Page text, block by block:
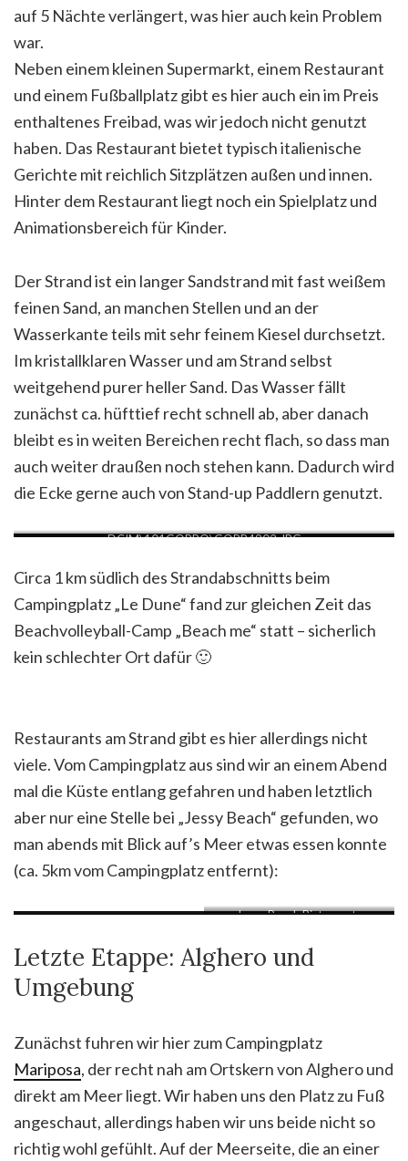
auf 5 Nächte verlängert, was hier auch kein Problem
war.
Neben einem kleinen Supermarkt, einem Restaurant
und einem Fußballplatz gibt es hier auch ein im Preis
enthaltenes Freibad, was wir jedoch nicht genutzt
haben. Das Restaurant bietet typisch italienische
Gerichte mit reichlich Sitzplätzen außen und innen.
Hinter dem Restaurant liegt noch ein Spielplatz und
Animationsbereich für Kinder.
Der Strand ist ein langer Sandstrand mit fast weißem
feinen Sand, an manchen Stellen und an der
Wasserkante teils mit sehr feinem Kiesel durchsetzt.
Im kristallklaren Wasser und am Strand selbst
weitgehend purer heller Sand. Das Wasser fällt
zunächst ca. hüfttief recht schnell ab, aber danach
bleibt es in weiten Bereichen recht flach, so dass man
auch weiter draußen noch stehen kann. Dadurch wird
die Ecke gerne auch von Stand-up Paddlern genutzt.
DCIM\101GOPRO\GOPR4902.JPG
Circa 1 km südlich des Strandabschnitts beim
Campingplatz „Le Dune“ fand zur gleichen Zeit das
Beachvolleyball-Camp „Beach me“ statt – sicherlich
kein schlechter Ort dafür 🙂
Restaurants am Strand gibt es hier allerdings nicht
viele. Vom Campingplatz aus sind wir an einem Abend
mal die Küste entlang gefahren und haben letztlich
aber nur eine Stelle bei „Jessy Beach“ gefunden, wo
man abends mit Blick auf’s Meer etwas essen konnte
(ca. 5km vom Campingplatz entfernt):
Jessy Beach Bistrorante
Letzte Etappe: Alghero und
Umgebung
Zunächst fuhren wir hier zum Campingplatz
Mariposa, der recht nah am Ortskern von Alghero und
direkt am Meer liegt. Wir haben uns den Platz zu Fuß
angeschaut, allerdings haben wir uns beide nicht so
richtig wohl gefühlt. Auf der Meerseite, die an einer